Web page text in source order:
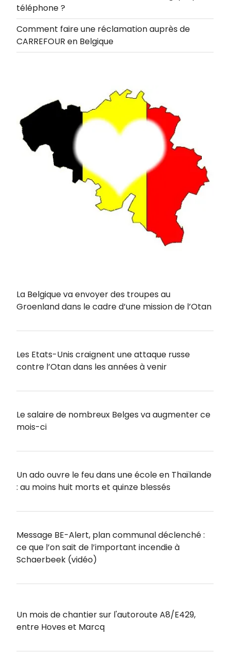
téléphone ?
Comment faire une réclamation auprès de
CARREFOUR en Belgique
La Belgique va envoyer des troupes au
Groenland dans le cadre d’une mission de l’Otan
Les Etats-Unis craignent une attaque russe
contre l’Otan dans les années à venir
Le salaire de nombreux Belges va augmenter ce
mois-ci
Un ado ouvre le feu dans une école en Thaïlande
: au moins huit morts et quinze blessés
Message BE-Alert, plan communal déclenché :
ce que l’on sait de l’important incendie à
Schaerbeek (vidéo)
Un mois de chantier sur l'autoroute A8/E429,
entre Hoves et Marcq